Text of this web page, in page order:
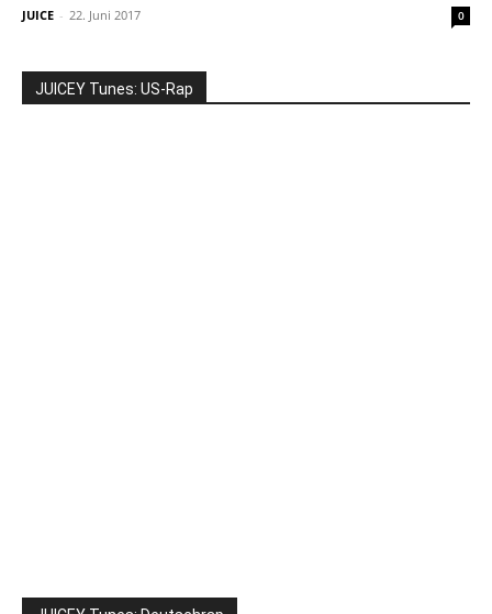
JUICE - 22. Juni 2017 0
JUICEY Tunes: US-Rap